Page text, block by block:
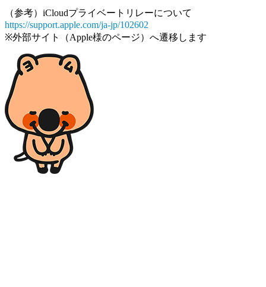
（参考）iCloudプライベートリレーについて
https://support.apple.com/ja-jp/102602
※外部サイト（Apple様のページ）へ遷移します